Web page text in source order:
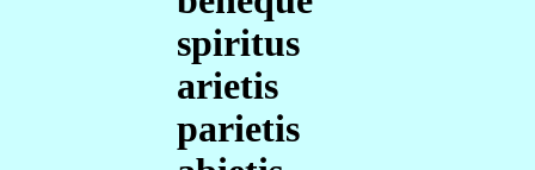
spiritus
arietis
parietis